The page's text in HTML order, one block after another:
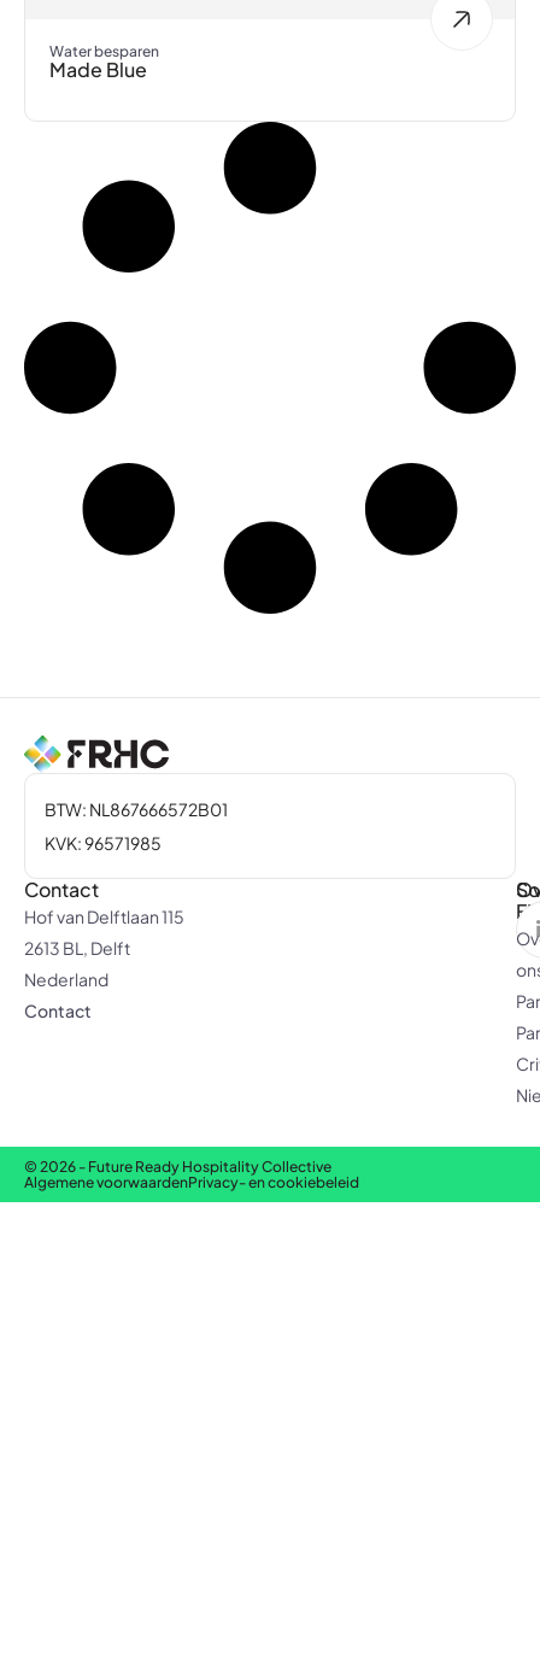
Water besparen
Made Blue
BTW: NL867666572B01
KVK: 96571985
Contact
Hof van Delftlaan 115
2613 BL, Delft
Nederland
Contact
© 2026 - Future Ready Hospitality Collective
Algemene voorwaardenPrivacy- en cookiebeleid